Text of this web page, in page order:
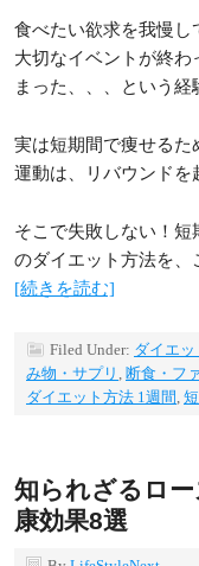
食べたい欲求を我慢し
大切なイベントが終わ
まった、、、という経
実は短期間で痩せるた
運動は、リバウンドを
そこで失敗しない！
のダイエット方法を、
[続きを読む]
Filed Under: ダイエ
み物・サプリ
断食・フ
ダイエット方法 1週間
知られざるロ
康効果8選